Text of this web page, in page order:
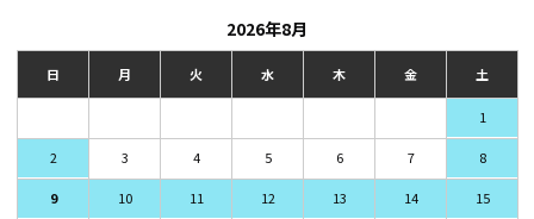
2026年8月
日 月 火 水 木 金 土
1
2 3 4 5 6 7 8
9 10 11 12 13 14 15